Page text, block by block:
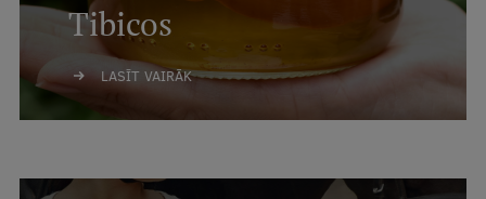
Tibicos
LASĪT VAIRĀK